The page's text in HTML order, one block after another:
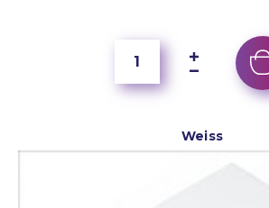
Weiss